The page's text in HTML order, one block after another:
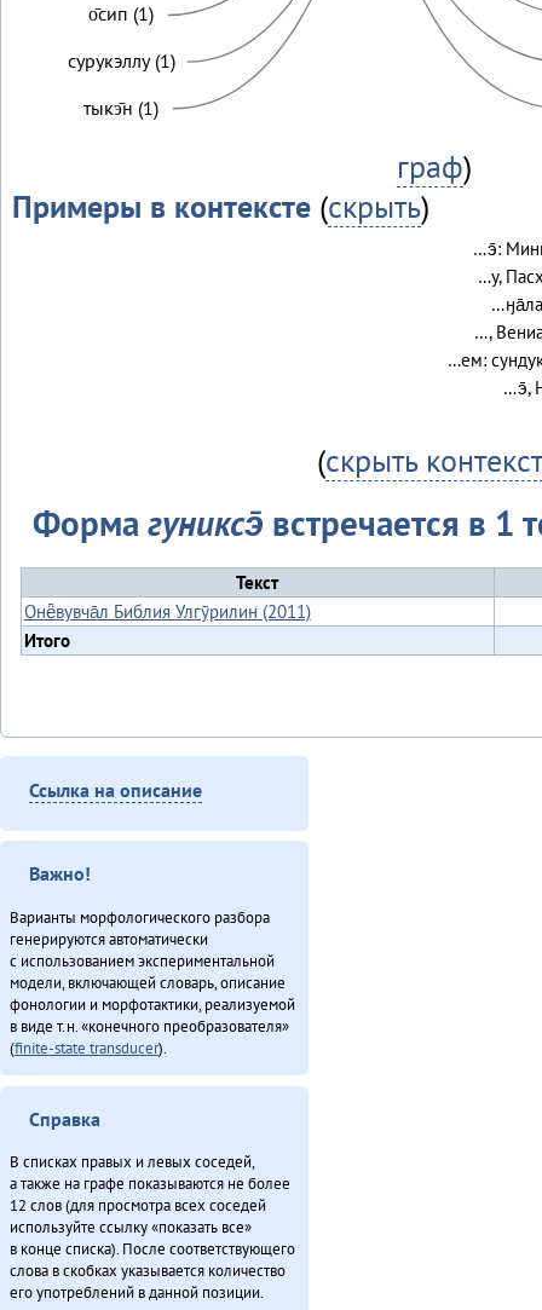
о̄сип (1)
сурукэллу (1)
тыкэ̄н (1)
граф)
Примеры в контексте(скрыть)
…э̄:
…у,
…,
…ем:
…э̄,
(скрыть контекст
Формагуниксэ̄ встречается в 1
Текст
Онё̄вувча̄л Библия Улгӯрилин (2011)
Итого
Ссылка на описание
Важно!
Варианты морфологического разбора
генерируются автоматически
с использованием экспериментальной
модели, включающей словарь, описание
фонологии и морфотактики, реализуемой
в виде т.н. «конечного преобразователя»
(finite-state transducer).
Справка
В списках правых и левых соседей,
а также на графе показываются не более
12 слов (для просмотра всех соседей
используйте ссылку «показать все»
в конце списка). После соответствующего
слова в скобках указывается количество
его употреблений в данной позиции.